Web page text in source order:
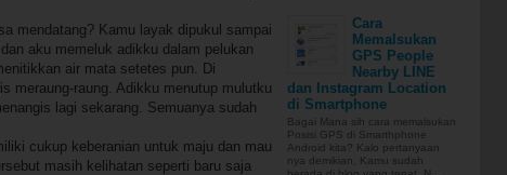
mendatang? Kamu layak dipukul sampai
aku memeluk adikku dalam pelukan
air mata setetes pun. Di
meraung-raung. Adikku menutup mulutku
lagi sekarang. Semuanya sudah
cukup keberanian untuk maju dan mau
masih kelihatan seperti baru saja
Cara
Memalsukan
GPS People
Nearby LINE
dan Instagram Location
di Smartphone
Bagai Mana sih cara memalsukan
Posisi GPS di Smarthphone
Android kita? Kalo pertanyaan
nya demikian, Kamu sudah